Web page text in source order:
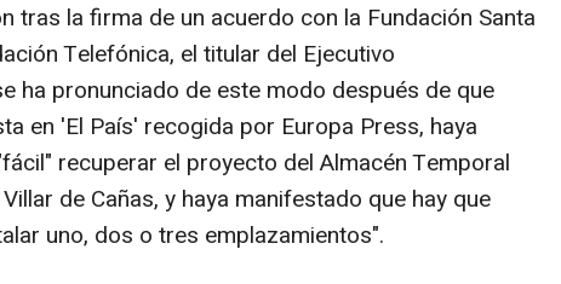
tras la firma de un acuerdo con la Fundación Santa
Telefónica, el titular del Ejecutivo
ha pronunciado de este modo después de que
en 'El País' recogida por Europa Press, haya
recuperar el proyecto del Almacén Temporal
de Cañas, y haya manifestado que hay que
uno, dos o tres emplazamientos".